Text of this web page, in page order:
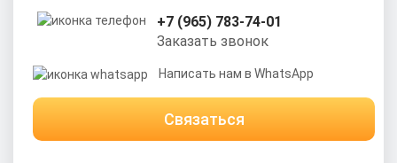
+7 (965) 783-74-01
Заказать звонок
Написать нам в WhatsApp
Связаться